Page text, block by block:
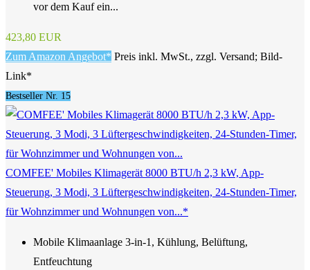
vor dem Kauf ein...
423,80 EUR
Zum Amazon Angebot* Preis inkl. MwSt., zzgl. Versand; Bild-
Link*
Bestseller Nr. 15
COMFEE' Mobiles Klimagerät 8000 BTU/h 2,3 kW, App-
Steuerung, 3 Modi, 3 Lüftergeschwindigkeiten, 24-Stunden-Timer,
für Wohnzimmer und Wohnungen von...*
Mobile Klimaanlage 3-in-1, Kühlung, Belüftung,
Entfeuchtung